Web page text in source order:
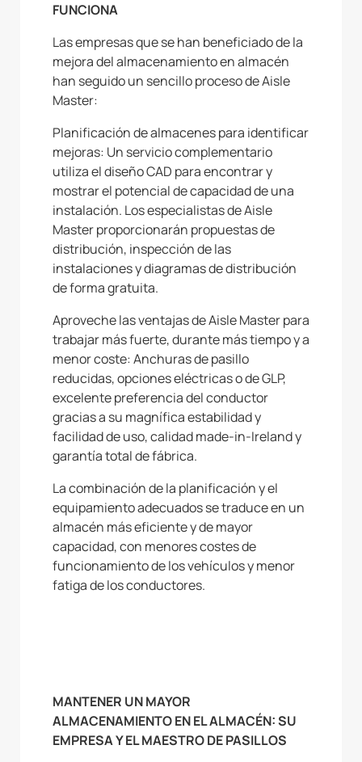
FUNCIONA
Las empresas que se han beneficiado de la
mejora del almacenamiento en almacén
han seguido un sencillo proceso de Aisle
Master:
Planificación de almacenes para identificar
mejoras: Un servicio complementario
utiliza el diseño CAD para encontrar y
mostrar el potencial de capacidad de una
instalación. Los especialistas de Aisle
Master proporcionarán propuestas de
distribución, inspección de las
instalaciones y diagramas de distribución
de forma gratuita.
Aproveche las ventajas de Aisle Master para
trabajar más fuerte, durante más tiempo y a
menor coste: Anchuras de pasillo
reducidas, opciones eléctricas o de GLP,
excelente preferencia del conductor
gracias a su magnífica estabilidad y
facilidad de uso, calidad made-in-Ireland y
garantía total de fábrica.
La combinación de la planificación y el
equipamiento adecuados se traduce en un
almacén más eficiente y de mayor
capacidad, con menores costes de
funcionamiento de los vehículos y menor
fatiga de los conductores.
MANTENER UN MAYOR
ALMACENAMIENTO EN EL ALMACÉN: SU
EMPRESA Y EL MAESTRO DE PASILLOS